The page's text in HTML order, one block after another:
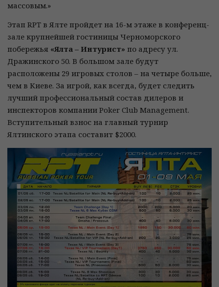
массовым.»
Этап RPT в Ялте пройдет на 16-м этаже в конференц-
зале крупнейшей гостиницы Черноморского
побережья «Ялта – Интурист» по адресу ул.
Дражинского 50. В большом зале будут
расположены 29 игровых столов – на четыре больше,
чем в Киеве. За игрой, как всегда, будет следить
лучший профессиональный состав дилеров и
инспекторов компании Poker Club Management.
Вступительный взнос на главный турнир
Ялтинского этапа составит $2000.